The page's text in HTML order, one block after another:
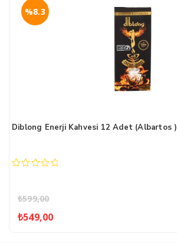
Diblong Enerji Kahvesi 12 Adet (Albartos )
₺599,00
Orijinal
fiyat:
₺549,00Şu
andaki
%8.3